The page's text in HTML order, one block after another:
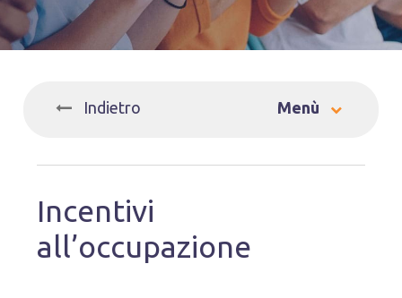
Indietro Menù
Incentivi
all’occupazione